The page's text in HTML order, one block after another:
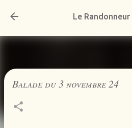
Accéder au
Le
Balade du 3 novembre 24